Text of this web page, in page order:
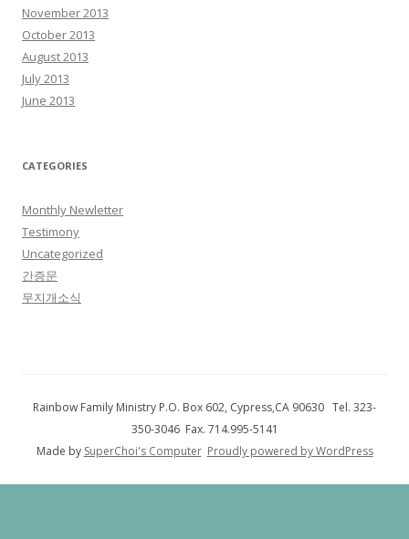
November 2013
October 2013
August 2013
July 2013
June 2013
CATEGORIES
Monthly Newletter
Testimony
Uncategorized
간증문
무지개소식
Rainbow Family Ministry P.O. Box 602, Cypress,CA 90630 Tel. 323-
350-3046 Fax. 714.995-5141
Made by SuperChoi's Computer Proudly powered by WordPress